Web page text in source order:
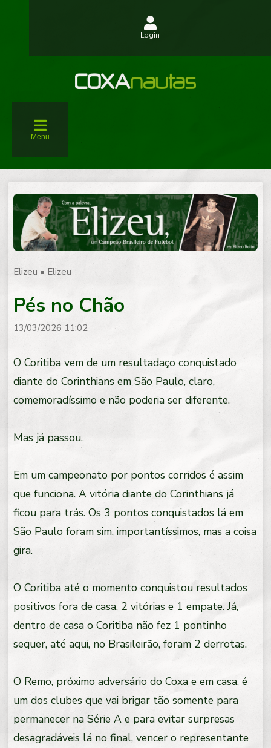
Menu
Login
Elizeu • Elizeu
Pés no Chão
13/03/2026 11:02
O Coritiba vem de um resultadaço conquistado
diante do Corinthians em São Paulo, claro,
comemoradíssimo e não poderia ser diferente.
Mas já passou.
Em um campeonato por pontos corridos é assim
que funciona. A vitória diante do Corinthians já
ficou para trás. Os 3 pontos conquistados lá em
São Paulo foram sim, importantíssimos, mas a coisa
gira.
O Coritiba até o momento conquistou resultados
positivos fora de casa, 2 vitórias e 1 empate. Já,
dentro de casa o Coritiba não fez 1 pontinho
sequer, até aqui, no Brasileirão, foram 2 derrotas.
O Remo, próximo adversário do Coxa e em casa, é
um dos clubes que vai brigar tão somente para
permanecer na Série A e para evitar surpresas
desagradáveis lá no final, vencer o representante